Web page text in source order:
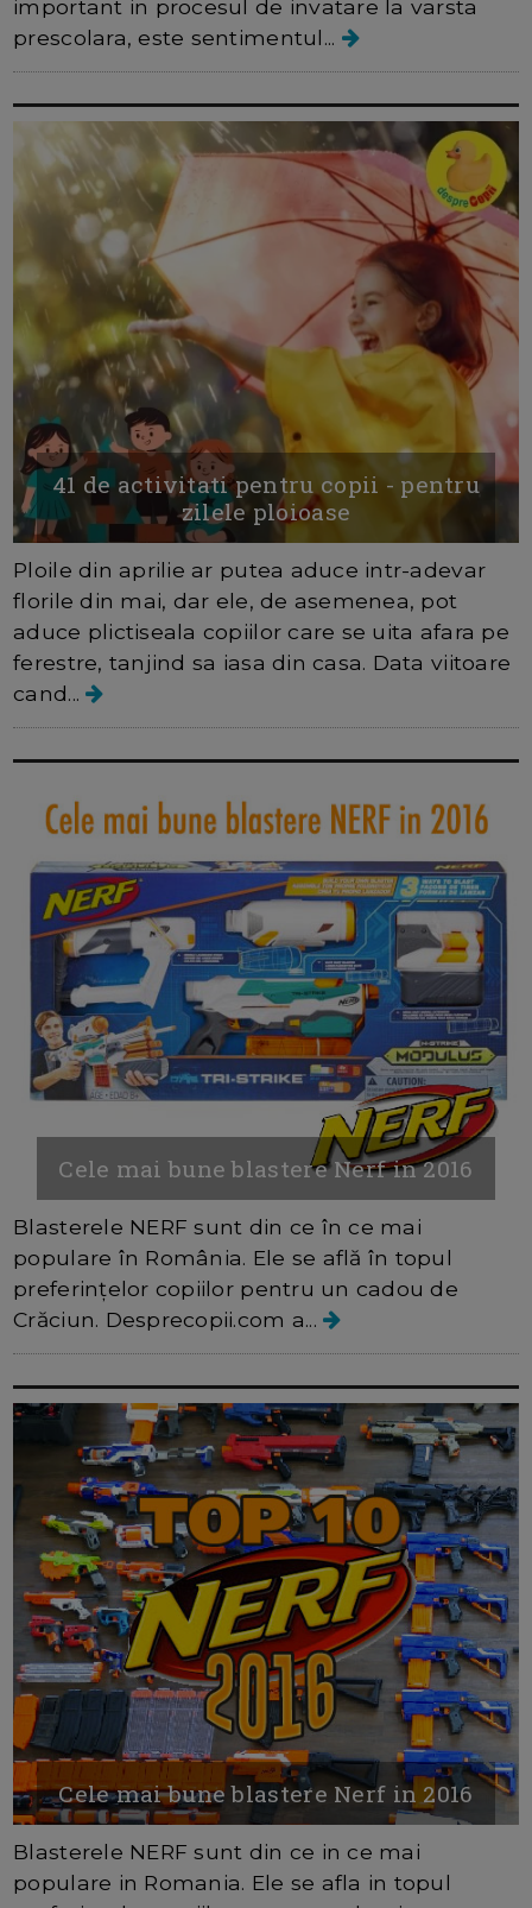
important in procesul de invatare la varsta
prescolara, este sentimentul...
41 de activitati pentru copii - pentru
zilele ploioase
Ploile din aprilie ar putea aduce intr-adevar
florile din mai, dar ele, de asemenea, pot
aduce plictiseala copiilor care se uita afara pe
ferestre, tanjind sa iasa din casa. Data viitoare
cand...
Cele mai bune blastere Nerf in 2016
Blasterele NERF sunt din ce în ce mai
populare în România. Ele se află în topul
preferințelor copiilor pentru un cadou de
Crăciun. Desprecopii.com a...
Cele mai bune blastere Nerf in 2016
Blasterele NERF sunt din ce in ce mai
populare in Romania. Ele se afla in topul